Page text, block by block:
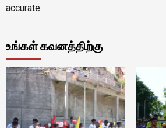
accurate.
உங்கள் கவனத்திற்கு